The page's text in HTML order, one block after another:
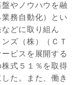
やノウハウを融
務自動化）とい
どに取り組ん
ズ（株）（ＣＴ
ビスを展開する
式５１％を取得
た。また、働き